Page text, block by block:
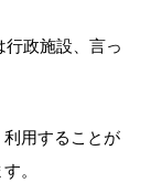
政施設、言っ
用することが
。